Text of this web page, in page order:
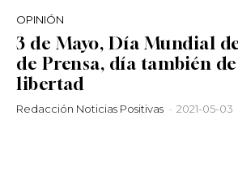
OPINIÓN
3 de Mayo, Día Mundial
de Prensa, día también
libertad
Redacción Noticias Positivas - 2021-05-03